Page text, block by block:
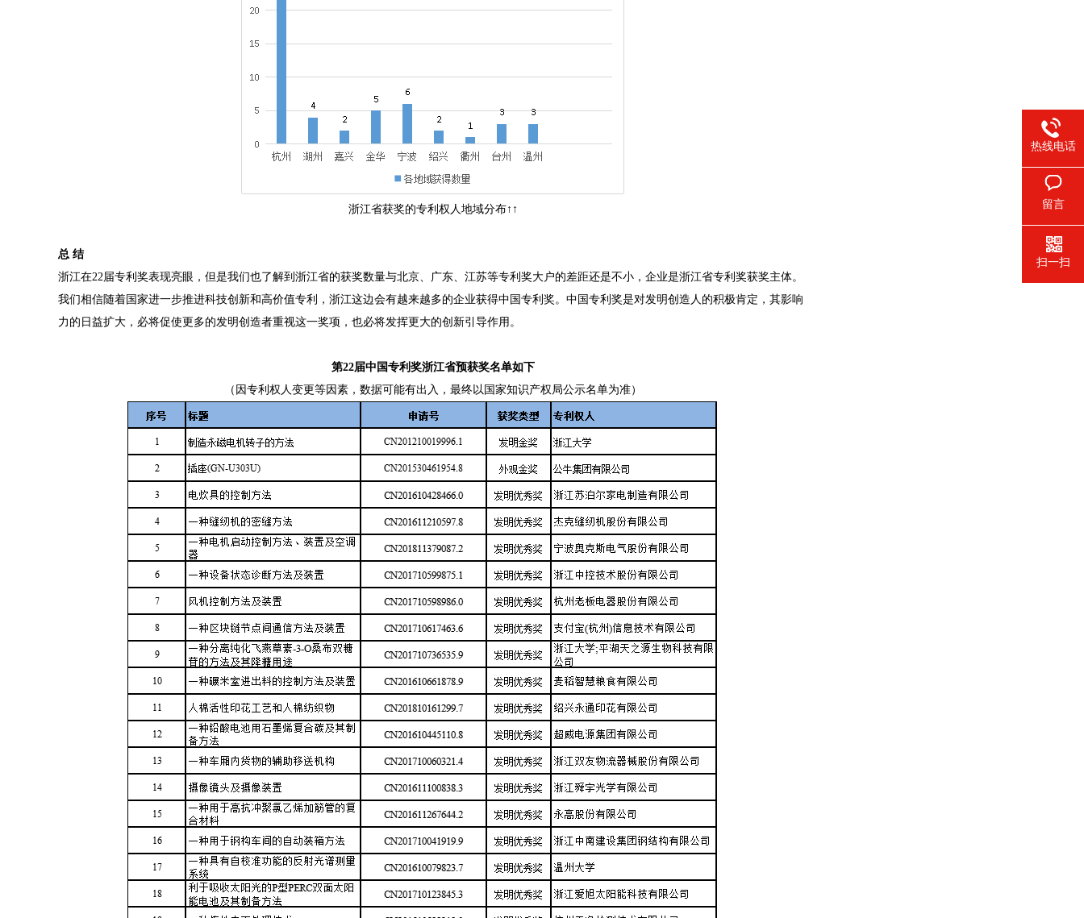
浙江省获奖的专利权人地域分布↑↑
总 结
浙江在22届专利奖表现亮眼，但是我们也了解到浙江省的获奖数量与北京、广东、江苏等专利奖大户的差距还是不小，企业是浙江省专利奖获奖主体。
我们相信随着国家进一步推进科技创新和高价值专利，浙江这边会有越来越多的企业获得中国专利奖。中国专利奖是对发明创造人的积极肯定，其影响
力的日益扩大，必将促使更多的发明创造者重视这一奖项，也必将发挥更大的创新引导作用。
第22届中国专利奖浙江省预获奖名单如下
（因专利权人变更等因素，数据可能有出入，最终以国家知识产权局公示名单为准）
热线电话
留言
扫一扫